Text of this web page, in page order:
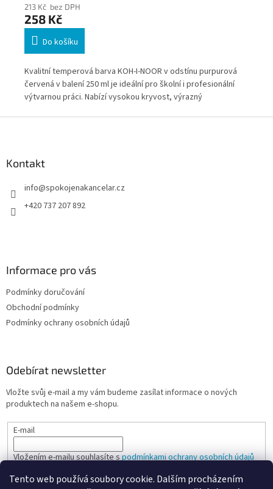
Tento web používá soubory cookie. Dalším procházením
213 Kč bez DPH
258 Kč
Do košíku
Kvalitní temperová barva KOH-I-NOOR v odstínu purpurová
červená v balení 250 ml je ideální pro školní i profesionální
výtvarnou práci. Nabízí vysokou kryvost, výrazný
Kontakt
info@spokojenakancelar.cz
+420 737 207 892
Informace pro vás
Podmínky doručování
Obchodní podmínky
Podmínky ochrany osobních údajů
Odebírat newsletter
Vložte svůj e-mail a my vám budeme zasílat informace o nových
produktech na našem e-shopu.
E-mail
Vložením e-mailu souhlasíte spodmínkami ochrany osobních údajů
PŘIHLÁSIT SE